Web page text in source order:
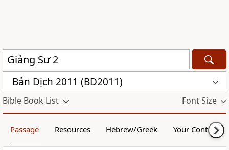
Bản Dịch 2011 (BD2011)
Bible Book List Font Size
Passage Resources Hebrew/Greek Your Content